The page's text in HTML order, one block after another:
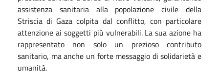
assistenza sanitaria alla popolazione civile della
Striscia di Gaza colpita dal conflitto, con particolare
attenzione ai soggetti più vulnerabili. La sua azione ha
rappresentato non solo un prezioso contributo
sanitario, ma anche un forte messaggio di solidarietà e
umanità.